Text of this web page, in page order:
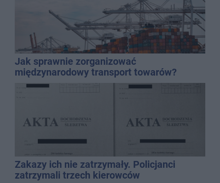
Jak sprawnie zorganizować
międzynarodowy transport towarów?
Zakazy ich nie zatrzymały. Policjanci
zatrzymali trzech kierowców